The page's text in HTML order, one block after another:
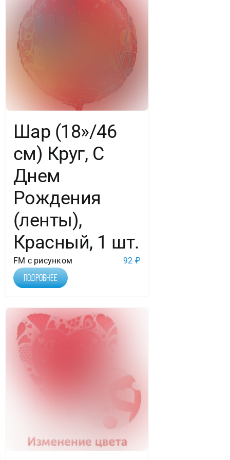
Прайм,
Шар (18»/46
см) Круг, С
Днем
Рождения
(ленты),
Красный, 1 шт.
FM с рисунком 92 ₽
Подробнее